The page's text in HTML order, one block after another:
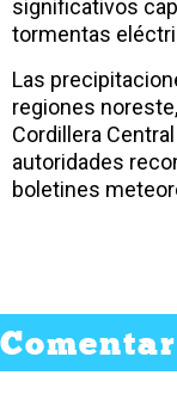
significativos
tormentas
Las
regiones
Cordillera
autoridades
boletines